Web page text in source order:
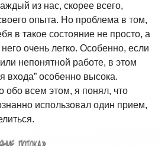
из нас, скорее всего,
опыта. Но проблема в том,
в такое состояние не просто, а
него очень легко. Особенно, если
непонятной работе, в этом
входа” особенно высока.
всем этом, я понял, что
использовал один прием,